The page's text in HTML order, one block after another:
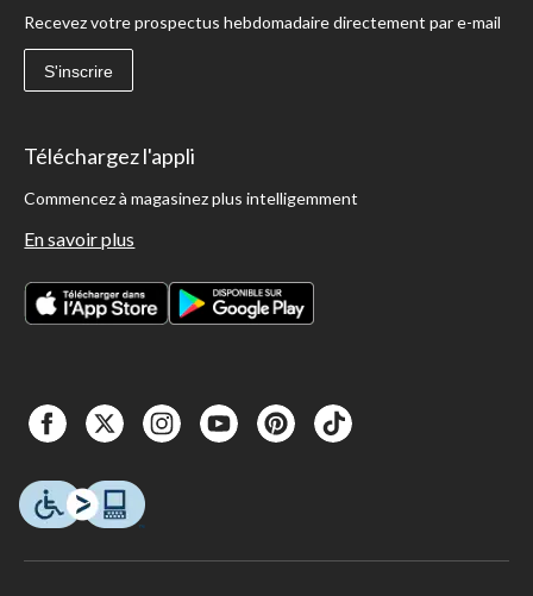
Recevez votre prospectus hebdomadaire directement par e-mail
S'inscrire
Téléchargez l'appli
Commencez à magasinez plus intelligemment
En savoir plus